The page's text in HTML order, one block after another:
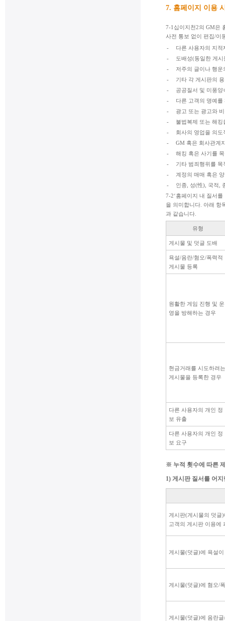
7. 홈페이지 이용
7-1십이지천2의 GM은
사전 통보 없이 편집/이
-
다른 사용자의 지
-
도배성(동일한 게
-
저주의 글이나 행
-
기타 각 게시판의
-
공공질서 및 미풍
-
다른 고객의 명예
-
광고 또는 광고와
-
불법복제 또는 해
-
회사의 영업을 의
-
GM 혹은 회사관계
-
해킹 혹은 사기를
-
기타 범죄행위를
-
계정의 매매 혹은
-
인종, 성(性), 국적,
7-2‘홈페이지 내 질서
을 의미합니다. 아래 항
과 같습니다.
유형
게시물 및 덧글 도배
욕설/음란/혐오/폭력적
게시물 등록
원활한 게임 진행 및 운
영을 방해하는 경우
현금거래를 시도하려는
게시물을 등록한 경우
다른 사용자의 개인 정
보 유출
다른 사용자의 개인 정
보 요구
※ 누적 횟수에 따른
1) 게시판 질서를 어
게시판(게시물의 덧글
고객의 게시판 이용에
게시물(덧글)에 욕설
게시물(덧글)에 혐오/
게시물(덧글)에 음란